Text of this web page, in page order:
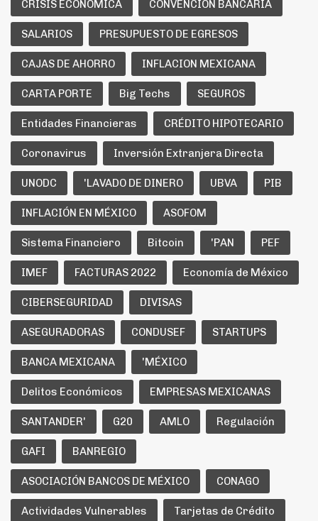
CRISIS ECONOMICA CONVENCIÓN BANCARIA
SALARIOS PRESUPUESTO DE EGRESOS
CAJAS DE AHORRO INFLACION MEXICANA
CARTA PORTE Big Techs SEGUROS
Entidades Financieras CRÉDITO HIPOTECARIO
Coronavirus Inversión Extranjera Directa
UNODC 'LAVADO DE DINERO UBVA PIB
INFLACIÓN EN MÉXICO ASOFOM
Sistema Financiero Bitcoin 'PAN PEF
IMEF FACTURAS 2022 Economía de México
CIBERSEGURIDAD DIVISAS
ASEGURADORAS CONDUSEF STARTUPS
BANCA MEXICANA 'MÉXICO
Delitos Económicos EMPRESAS MEXICANAS
SANTANDER' G20 AMLO Regulación
GAFI BANREGIO
ASOCIACIÓN BANCOS DE MÉXICO CONAGO
Actividades Vulnerables Tarjetas de Crédito